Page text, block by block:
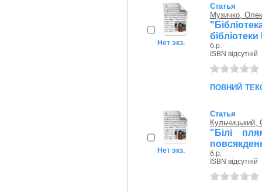
Нет экз.
Статья
Музичко,
б.р.
ISBN відсутній
повний
Нет экз.
Статья
Кульчицький,
"Білі
б.р.
ISBN відсутній